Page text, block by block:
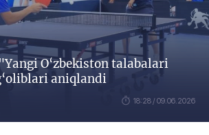
O‘zbekiston talabalari
aniqlandi
18:28 / 09.06.2026